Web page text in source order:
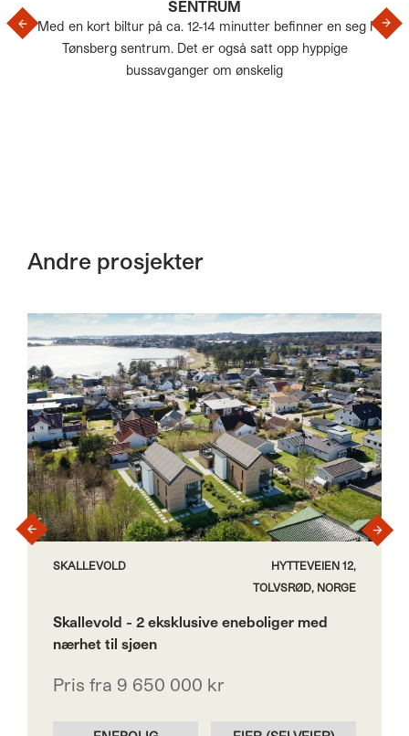
SENTRUM
Med en kort biltur på ca. 12-14 minutter befinner en seg i
Tønsberg sentrum. Det er også satt opp hyppige
bussavganger om ønskelig
‹ ›
Andre prosjekter
SKALLEVOLD
HYTTEVEIEN 12,
TOLVSRØD, NORGE
Skallevold - 2 eksklusive eneboliger med
nærhet til sjøen
Pris fra 9 650 000 kr
‹ ›